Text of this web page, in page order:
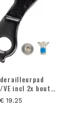
VE incl 2x bout
M4
€ 19.25